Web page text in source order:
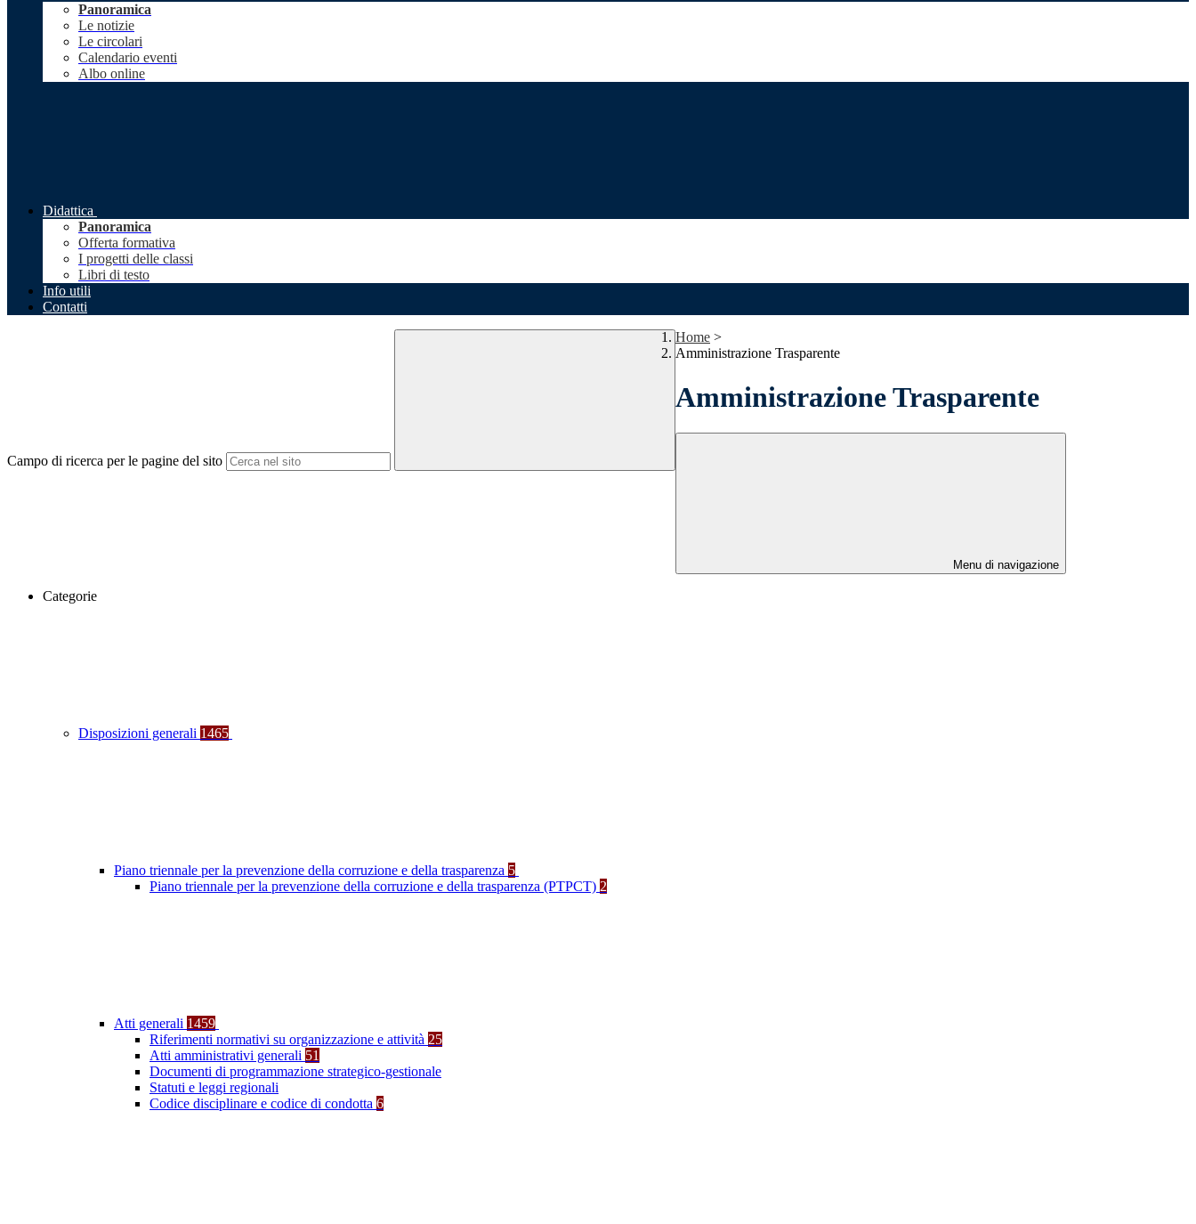
Panoramica
Le notizie
Le circolari
Calendario eventi
Albo online
Didattica
Panoramica
Offerta formativa
I progetti delle classi
Libri di testo
Info utili
Contatti
Campo di ricerca per le pagine del sito
Home >
Amministrazione Trasparente
Amministrazione Trasparente
Menu di navigazione
Categorie
Disposizioni generali 1465
Piano triennale per la prevenzione della corruzione e della trasparenza 5
Piano triennale per la prevenzione della corruzione e della trasparenza (PTPCT) 2
Atti generali 1459
Riferimenti normativi su organizzazione e attività 25
Atti amministrativi generali 51
Documenti di programmazione strategico-gestionale
Statuti e leggi regionali
Codice disciplinare e codice di condotta 6